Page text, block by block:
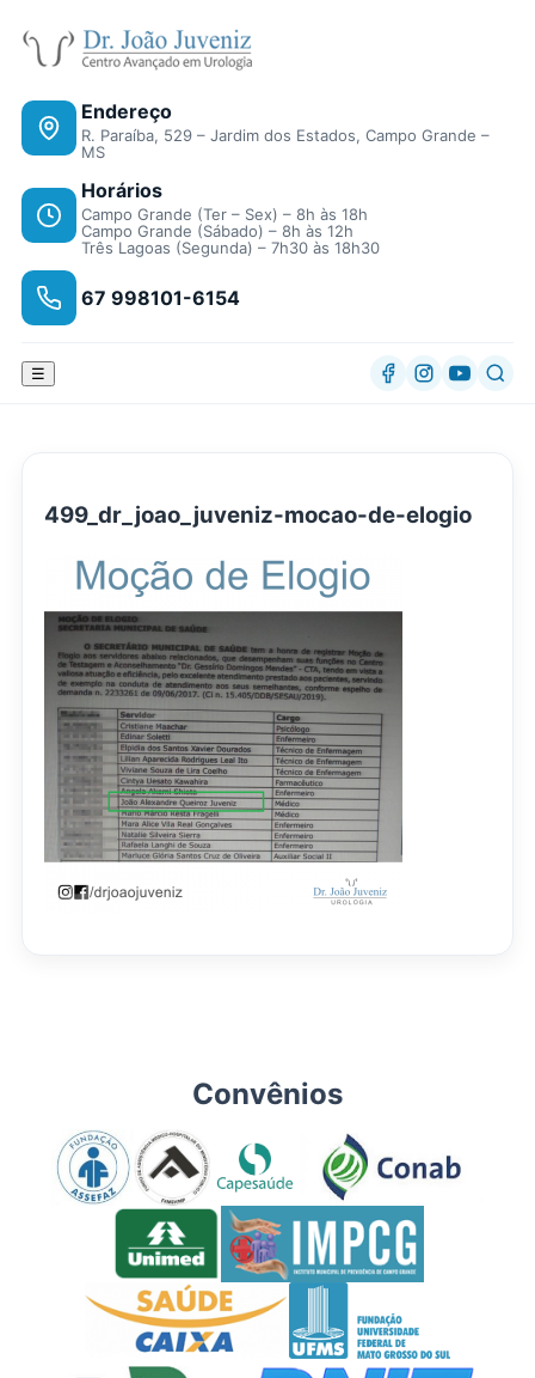
Endereço
R. Paraíba, 529 – Jardim dos Estados, Campo Grande –
MS
Horários
Campo Grande (Ter – Sex) – 8h às 18h
Campo Grande (Sábado) – 8h às 12h
Três Lagoas (Segunda) – 7h30 às 18h30
67 998101-6154
☰
499_dr_joao_juveniz-mocao-de-elogio
Convênios